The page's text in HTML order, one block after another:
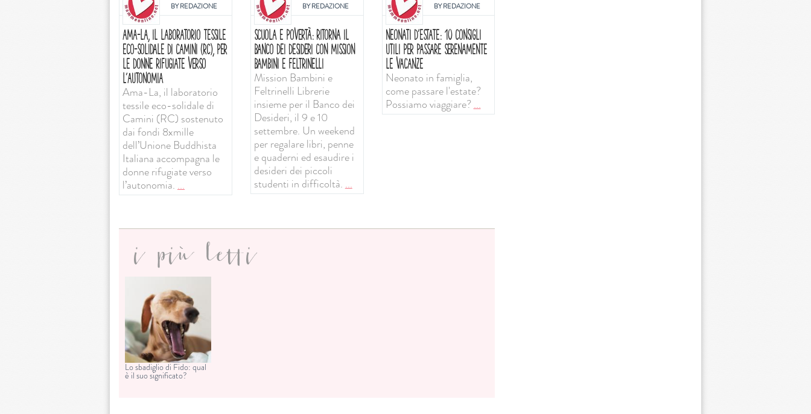
BYREDAZIONE
AMA-LA, IL LABORATORIO TESSILE
ECO-SOLIDALE DI CAMINI (RC), PER
LE DONNE RIFUGIATE VERSO
L’AUTONOMIA
Ama-La, il laboratorio
tessile eco-solidale di
Camini (RC) sostenuto
dai fondi 8xmille
dell’Unione Buddhista
Italiana accompagna le
donne rifugiate verso
l’autonomia. ...
BYREDAZIONE
SCUOLA E POVERTÀ: RITORNA IL
BANCO DEI DESIDERI CON MISSION
BAMBINI E FELTRINELLI
Mission Bambini e
Feltrinelli Librerie
insieme per il Banco dei
Desideri, il 9 e 10
settembre. Un weekend
per regalare libri, penne
e quaderni ed esaudire i
desideri dei piccoli
studenti in difficoltà. ...
BYREDAZIONE
NEONATI D'ESTATE: 10 CONSIGLI
UTILI PER PASSARE SERENAMENTE
LE VACANZE
Neonato in famiglia,
come passare l'estate?
Possiamo viaggiare?...
i più letti
Lo sbadiglio di Fido: qual
è il suo significato?